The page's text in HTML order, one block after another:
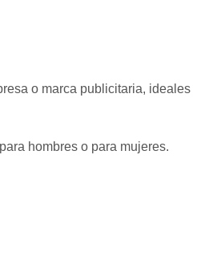
o marca publicitaria, ideales
hombres o para mujeres.